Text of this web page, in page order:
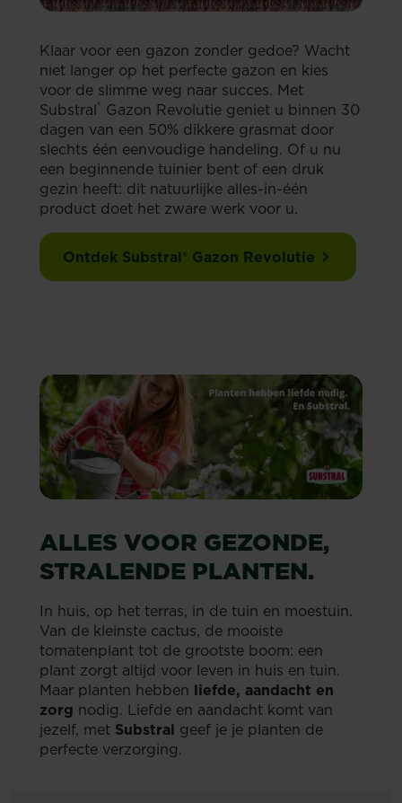
Klaar voor een gazon zonder gedoe? Wacht
niet langer op het perfecte gazon en kies
voor de slimme weg naar succes. Met
Substral® Gazon Revolutie geniet u binnen 30
dagen van een 50% dikkere grasmat door
slechts één eenvoudige handeling. Of u nu
een beginnende tuinier bent of een druk
gezin heeft: dit natuurlijke alles-in-één
product doet het zware werk voor u.
Ontdek Substral® Gazon Revolutie
ALLES VOOR GEZONDE,
STRALENDE PLANTEN.
In huis, op het terras, in de tuin en moestuin.
Van de kleinste cactus, de mooiste
tomatenplant tot de grootste boom: een
plant zorgt altijd voor leven in huis en tuin.
Maar planten hebben liefde, aandacht en
zorg nodig. Liefde en aandacht komt van
jezelf, met Substral geef je je planten de
perfecte verzorging.